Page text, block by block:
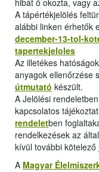
hibát ő okozta, vagy
A tápértékjelölés
alábbi linken érhetők
december-13-tol-
tapertekjeloles
Az illetékes
anyagok ellenőrzése
útmutató készült.
A Jelölési
kapcsolatos
rendeletben
rendelkezések az
kívül további
A Magyar